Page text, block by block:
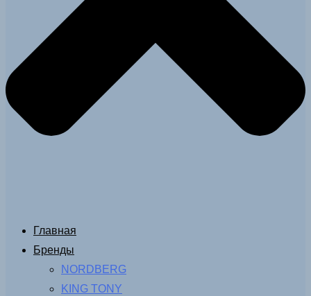
Главная
Бренды
NORDBERG
KING TONY